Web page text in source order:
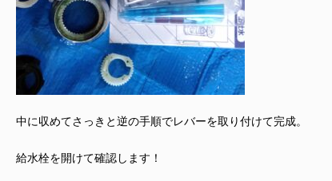
中に収めてさっきと逆の手順でレバーを取り付けて完成。
給水栓を開けて確認します！